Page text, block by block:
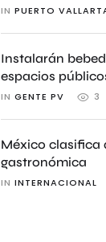
IN PUERTO
Instalarán
espacios
IN GENTE PV 3
México clasifica
gastronómica
IN INTERNACIONAL